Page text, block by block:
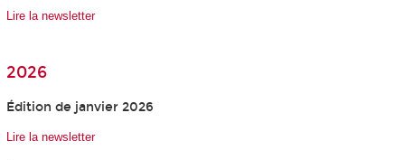
Lire la newsletter
2026
Édition de janvier 2026
Lire la newsletter